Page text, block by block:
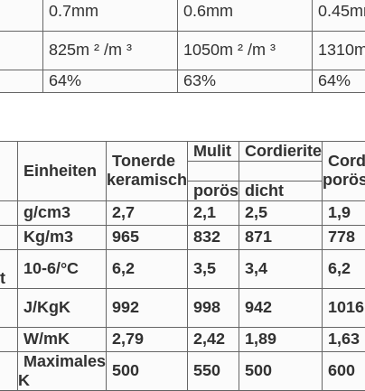
0.7mm 0.6mm
825m ² /m ³ 1050m ² /m ³
64% 63% 64%
Einheiten
Tonerde
keramisch
Mulit Cordierite
porös dicht
g/cm3 2,7 2,1 2,5 1,9
Kg/m3 965 832 871 778
10-6/°C 6,2 3,5 3,4 6,2
J/KgK 992 998 942 1016
W/mK 2,79 2,42 1,89 1,63
Maximales
K
500 550 500 600